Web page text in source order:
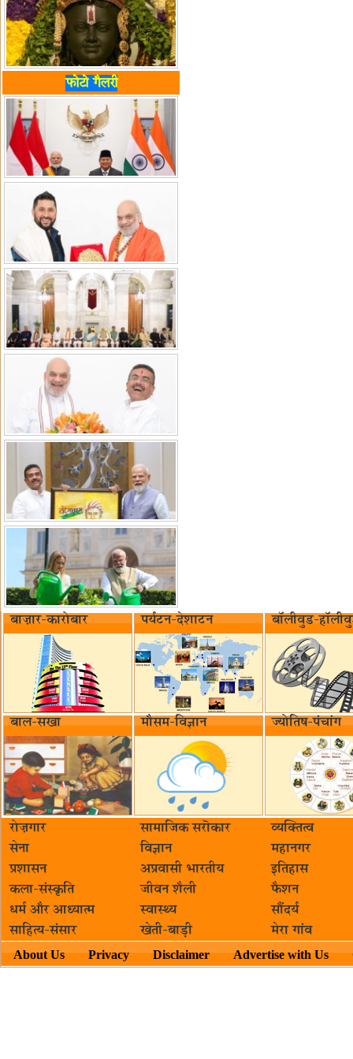
फोटो गैलरी
बाज़ार-कारोबार पर्यटन-देशाटन बॉलीवुड-
बाल-सखा मौसम-विज्ञान ज्योतिष-पंचांग
रोज़गार सामाजिक सरॊकार‌
व्यक्तित्व
सेना
विज्ञान
महानगर
प्रशासन
अप्रवासी भारतीय
इतिहास
कला-संस्कृति
जीवन शैली
फैशन
धर्म और आध्यात्म
स्वास्थ्य
सौंदर्य
साहित्य-संसार
खेती-बाड़ी मेरा गांव
About Us Privacy Disclaimer Advertise with Us